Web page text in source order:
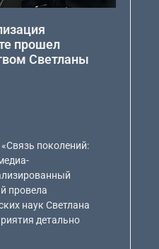
прошел
Светланы
поколений:
провела
наук Светлана
детально